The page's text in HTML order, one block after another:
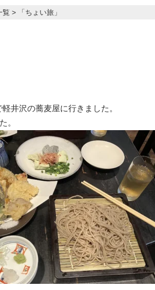
覧 > 「ちょい旅」
井沢の蕎麦屋に行きました。
。